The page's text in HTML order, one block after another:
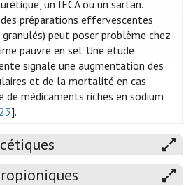
un IECA ou un sartan.
préparations effervescentes
granulés) peut poser problème chez
pauvre en sel. Une étude
signale une augmentation des
et de la mortalité en cas
de médicaments riches en sodium
].